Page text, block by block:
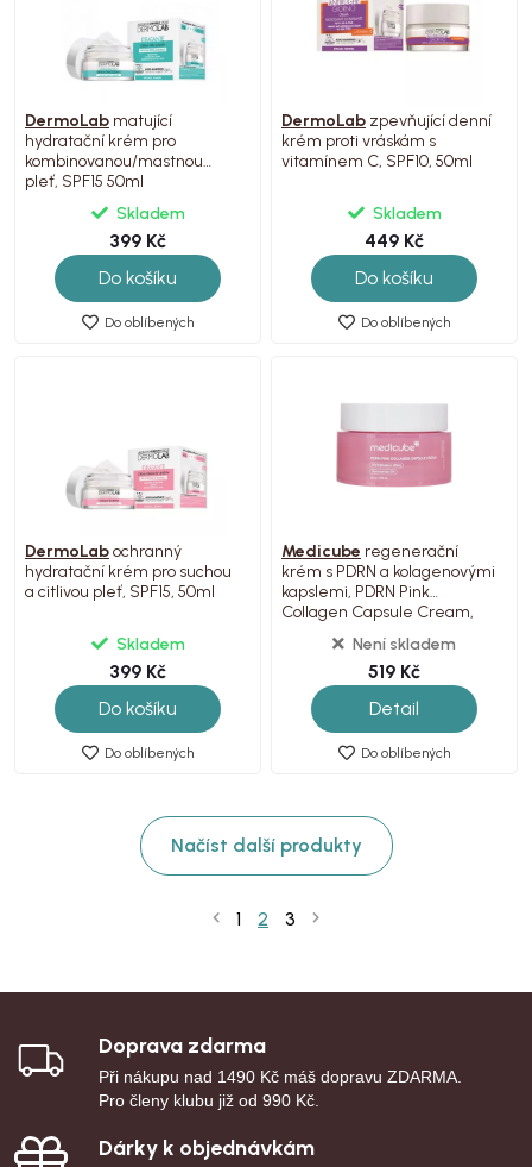
DermoLab matující
hydratační krém pro
kombinovanou/mastnou
pleť, SPF15 50ml
Skladem
399 Kč
Do košíku
Do oblíbených
DermoLab zpevňující denní
krém proti vráskám s
vitamínem C, SPF10, 50ml
Skladem
449 Kč
Do košíku
Do oblíbených
DermoLabochranný
hydratační krém pro suchou
a citlivou pleť, SPF15, 50ml
Skladem
399 Kč
Do košíku
Do oblíbených
Medicube regenerační
krém s PDRN a kolagenovými
kapslemi, PDRN Pink
Collagen Capsule Cream,
Není skladem
519 Kč
Detail
Do oblíbených
Načíst další produkty
1 2 3
Doprava zdarma
Při nákupu nad 1490 Kč máš dopravu ZDARMA.
Pro členy klubu již od 990 Kč.
Dárky k objednávkám